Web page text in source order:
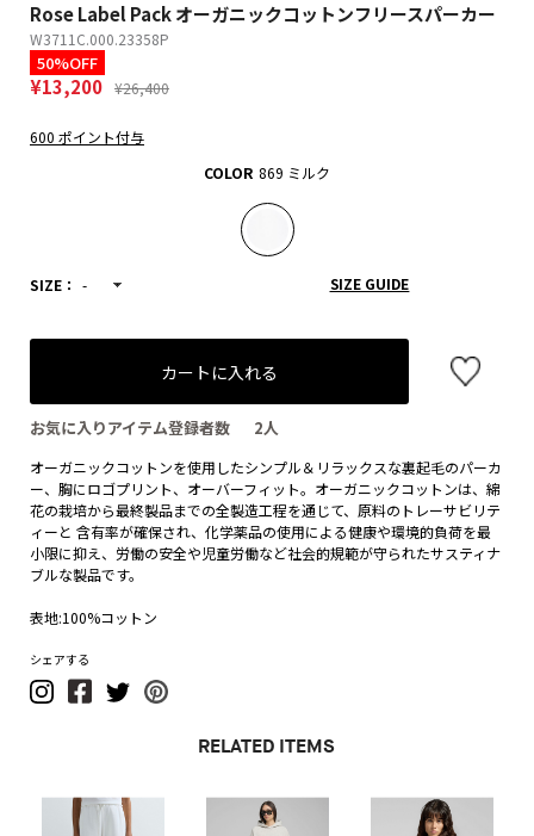
Rose Label Pack オーガニックコットンフリースパーカー
W3711C.000.23358P
50%OFF
¥13,200 ¥26,400
600 ポイント付与
COLOR 869 ミルク
SIZE： - SIZE GUIDE
カートに入れる
お気に入りアイテム登録者数 2人
オーガニックコットンを使用したシンプル＆リラックスな裏起毛のパーカ
ー、胸にロゴプリント、オーバーフィット。オーガニックコットンは、綿
花の栽培から最終製品までの全製造工程を通じて、原料のトレーサビリテ
ィーと 含有率が確保され、化学薬品の使用による健康や環境的負荷を最
小限に抑え、労働の安全や児童労働など社会的規範が守られたサスティナ
ブルな製品です。
表地:100%コットン
シェアする
RELATED ITEMS